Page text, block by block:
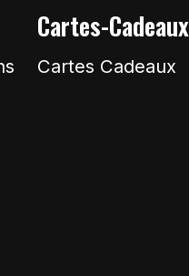
Cartes-Cadeaux
Cartes Cadeaux